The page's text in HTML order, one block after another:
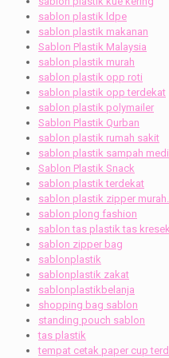
sablon plastik ldpe
sablon plastik makanan
Sablon Plastik Malaysia
sablon plastik murah
sablon plastik opp roti
sablon plastik opp terdekat
sablon plastik polymailer
Sablon Plastik Qurban
sablon plastik rumah sakit
sablon plastik sampah
Sablon Plastik Snack
sablon plastik terdekat
sablon plastik zipper murah.
sablon plong fashion
sablon tas plastik tas kresek
sablon zipper bag
sablonplastik
sablonplastik zakat
sablonplastikbelanja
shopping bag sablon
standing pouch sablon
tas plastik
tempat cetak paper cup